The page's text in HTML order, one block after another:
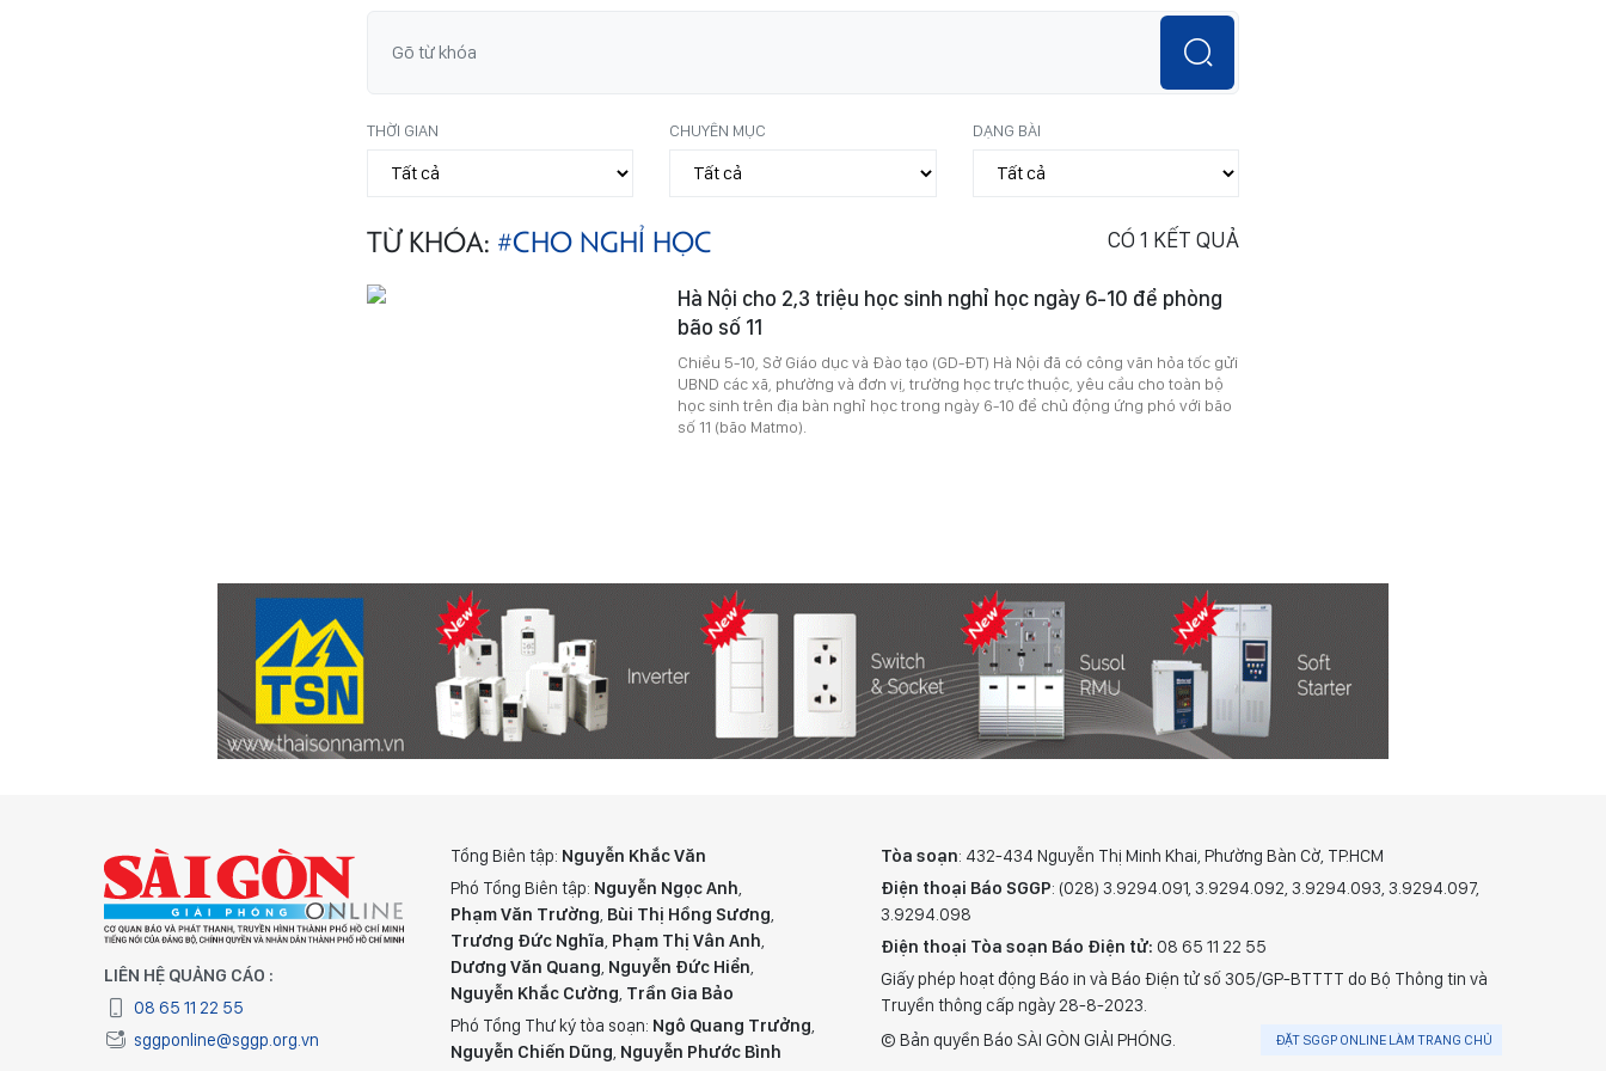
THỜI GIAN CHUYÊN MỤC DẠNG BÀI
TỪ KHÓA: #CHO NGHỈ HỌC CÓ 1 KẾT QUẢ
Hà Nội cho 2,3 triệu học sinh nghỉ học ngày 6-10 để phòng
bão số 11
Chiều 5-10, Sở Giáo dục và Đào tạo (GD-ĐT) Hà Nội đã có công văn hỏa tốc gửi
UBND các xã, phường và đơn vị, trường học trực thuộc, yêu cầu cho toàn bộ
học sinh trên địa bàn nghỉ học trong ngày 6-10 để chủ động ứng phó với bão
số 11 (bão Matmo).
LIÊN HỆ QUẢNG CÁO :
08 65 11 22 55
sggponline@sggp.org.vn
Tổng Biên tập: Nguyễn Khắc Văn
Phó Tổng Biên tập: Nguyễn Ngọc Anh,
Phạm Văn Trường, Bùi Thị Hồng Sương,
Trương Đức Nghĩa, Phạm Thị Vân Anh,
Dương Văn Quang, Nguyễn Đức Hiển,
Nguyễn Khắc Cường, Trần Gia Bảo
Phó Tổng Thư ký tòa soạn: Ngô Quang Trưởng,
Nguyễn Chiến Dũng, Nguyễn Phước Bình
Tòa soạn: 432-434 Nguyễn Thị Minh Khai, Phường Bàn Cờ, TP.HCM
Điện thoại Báo SGGP: (028) 3.9294.091, 3.9294.092, 3.9294.093, 3.9294.097,
3.9294.098
Điện thoại Tòa soạn Báo Điện tử: 08 65 11 22 55
Giấy phép hoạt động Báo in và Báo Điện tử số 305/GP-BTTTT do Bộ Thông tin và
Truyền thông cấp ngày 28-8-2023.
© Bản quyền Báo SÀI GÒN GIẢI PHÓNG.
ĐẶT SGGP ONLINE LÀM TRANG CHỦ